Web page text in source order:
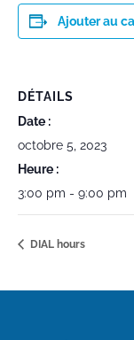
Ajouter au
DÉTAILS
Date :
octobre 5, 2023
Heure :
3:00 pm - 9:00 pm
DIAL hours